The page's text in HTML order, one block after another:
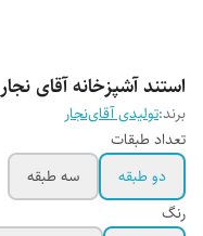
استند آشپزخانه آقای نجار
برند:تولیدی آقای‌نجار
تعداد طبقات
دو طبقه
سه طبقه
رنگ